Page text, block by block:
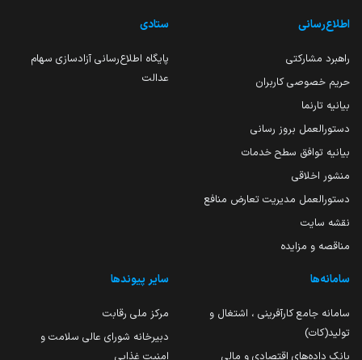
اطلاع‌رسانی
راهبرد مشارکتی
حریم خصوصی کاربران
بیانیه تارنما
دستورالعمل بروز رسانی
بیانیه توافق سطح خدمات
منشور اخلاقی
دستورالعمل مدیریت تعارض منافع
نقشه سایت
مناقصه و مزایده
ستادی
پایگاه اطلاع‌رسانی آزادسازی سهام
عدالت
سامانه‌ها
سامانه جامع کارآفرینی ، اشتغال و
تولید(کات)
بانک داده‌های اقتصادی و مالی
سایر پیوندها
مرکز ملی رقابت
دبیرخانه شورای عالی سلامت و
امنیت غذایی